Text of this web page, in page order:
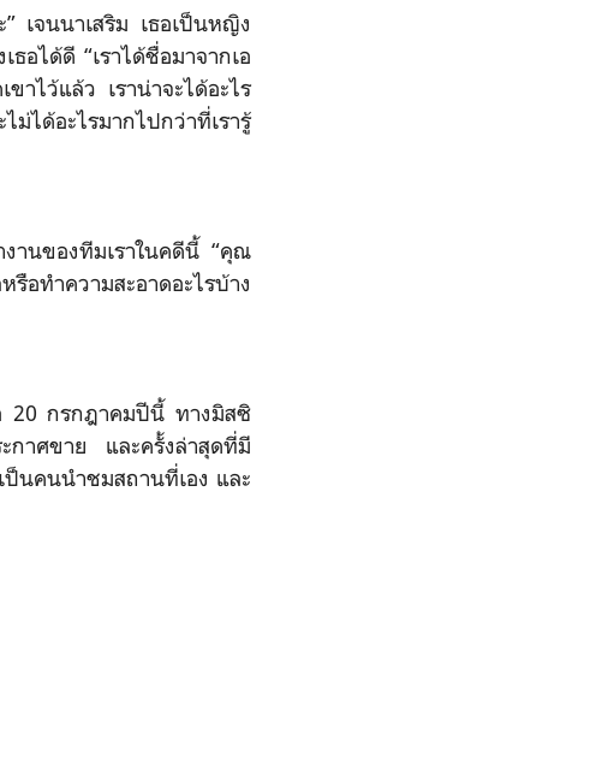
เจนนาเสริม เธอเป็นหญิง
อได้ดี “เราได้ชื่อมาจากเอ
าไว้แล้ว เราน่าจะได้อะไร
ได้อะไรมากไปกว่าที่เรารู้
านของทีมเราในคดีนี้ “คุณ
ทำความสะอาดอะไรบ้าง
20 กรกฎาคมปีนี้ ทางมิสซิ
กาศขาย และครั้งล่าสุดที่มี
นคนนำชมสถานที่เอง และ